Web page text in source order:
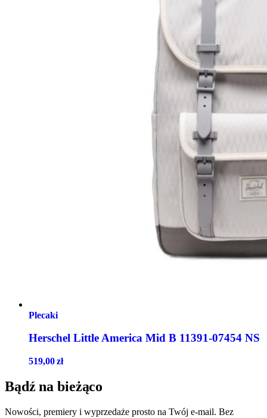
Plecaki
Herschel Little America Mid B 11391-07454 NS
519,00zł
Bądź na bieżąco
Nowości, premiery i wyprzedaże prosto na Twój e-mail. Bez